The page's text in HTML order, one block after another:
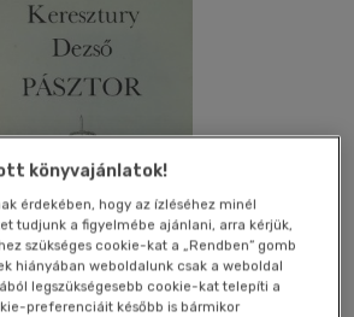
könyvajánlatok!
érdekében, hogy az ízléséhez minél
tudjunk a figyelmébe ajánlani, arra kérjük,
szükséges cookie-kat a „Rendben” gomb
hiányában weboldalunk csak a weboldal
legszükségesebb cookie-kat telepíti a
preferenciáit később is bármikor